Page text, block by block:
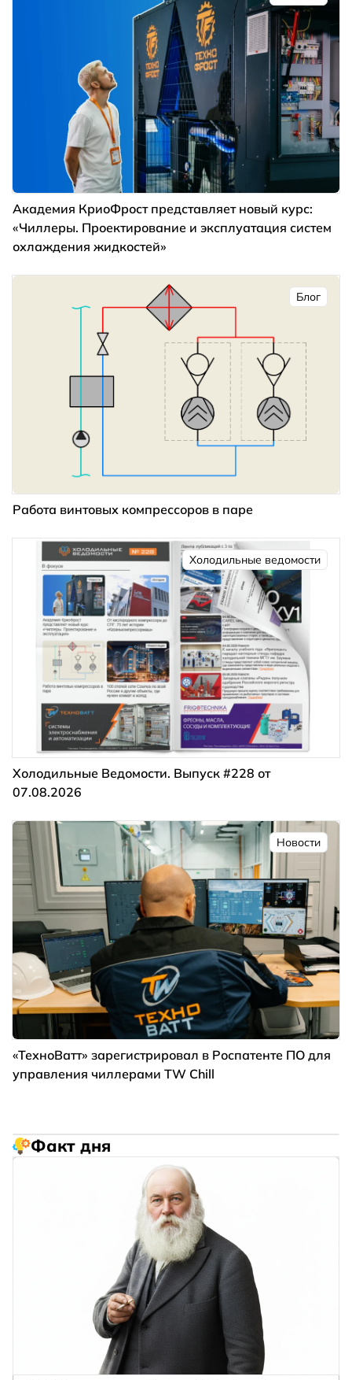
Академия КриоФрост представляет новый курс:
«Чиллеры. Проектирование и эксплуатация систем
охлаждения жидкостей»
Блог
Работа винтовых компрессоров в паре
Холодильные ведомости
Холодильные Ведомости. Выпуск #228 от
07.08.2026
Новости
«ТехноВатт» зарегистрировал в Роспатенте ПО для
управления чиллерами TW Chill
Факт дня